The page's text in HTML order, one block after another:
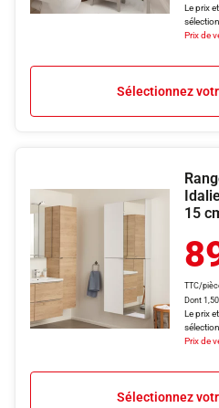
Le prix
Prix de
Sélectionnez
15
TTC/
Dont
Le prix
Prix de
Sélectionnez